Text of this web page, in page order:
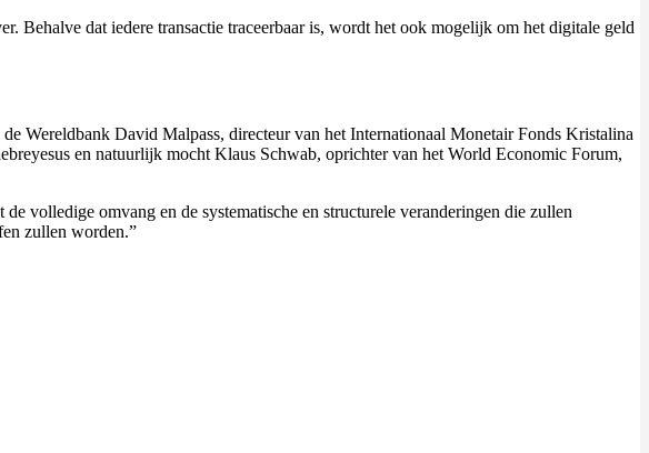
Behalve dat iedere transactie traceerbaar is, wordt het ook mogelijk om het digitale geld
Wereldbank David Malpass, directeur van het Internationaal Monetair Fonds Kristalina
en natuurlijk mocht Klaus Schwab, oprichter van het World Economic Forum,
volledige omvang en de systematische en structurele veranderingen die zullen
zullen worden.”